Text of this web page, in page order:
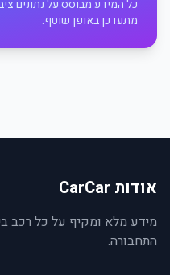
כל המידע מבוסס על נתונים
מתעדכן באופן שוטף.
אודות CarCar
מידע מלא ומקיף על כל רכב
התחבורה.